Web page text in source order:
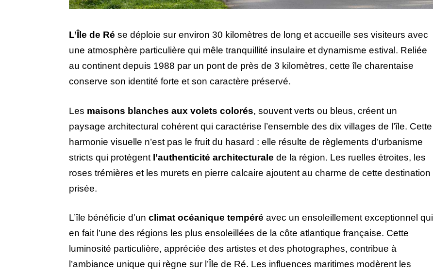
L’Île de Ré se déploie sur environ 30 kilomètres de long et accueille ses visiteurs avec
une atmosphère particulière qui mêle tranquillité insulaire et dynamisme estival. Reliée
au continent depuis 1988 par un pont de près de 3 kilomètres, cette île charentaise
conserve son identité forte et son caractère préservé.
Les maisons blanches aux volets colorés, souvent verts ou bleus, créent un
paysage architectural cohérent qui caractérise l’ensemble des dix villages de l’île. Cette
harmonie visuelle n’est pas le fruit du hasard : elle résulte de règlements d’urbanisme
stricts qui protègent l’authenticité architecturale de la région. Les ruelles étroites, les
roses trémières et les murets en pierre calcaire ajoutent au charme de cette destination
prisée.
L’île bénéficie d’un climat océanique tempéré avec un ensoleillement exceptionnel qui
en fait l’une des régions les plus ensoleillées de la côte atlantique française. Cette
luminosité particulière, appréciée des artistes et des photographes, contribue à
l’ambiance unique qui règne sur l’Île de Ré. Les influences maritimes modèrent les